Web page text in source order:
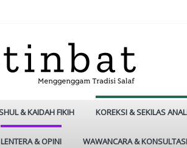
& KAIDAH FIKIH KOREKSI & SEKILAS
LENTERA & OPINI WAWANCARA & KONSULTASI